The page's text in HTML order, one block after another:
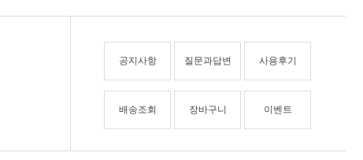
공지사항 질문과답변 사용후기
배송조회 장바구니 이벤트